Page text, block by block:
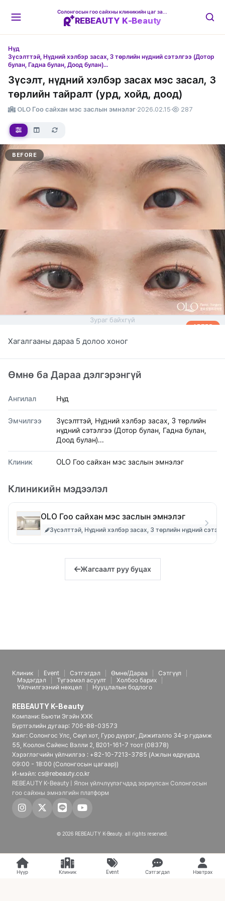
REBEAUTY K-Beauty
Нүд
Зүсэлттэй, Нүдний хэлбэр засах, 3 төрлийн нүдний сэтэлгээ (Дотор
булан, Гадна булан, Доод булан)...
Зүсэлт, нүдний хэлбэр засах мэс засал, 3
төрлийн тайралт (урд, хойд, доод)
OLO Гоо сайхан мэс заслын эмнэлэг·2026.02.15· 287
BEFORE
AFTER
Зураг байхгүй
Хагалгааны дараа 5 долоо хоног
Өмнө ба Дараа дэлгэрэнгүй
Ангилал Нүд
Эмчилгээ
Зүсэлттэй, Нүдний хэлбэр засах, 3 төрлийн
нүдний сэтэлгээ (Дотор булан, Гадна булан,
Доод булан)...
Клиник OLO Гоо сайхан мэс заслын эмнэлэг
Клиникийн мэдээлэл
OLO Гоо сайхан мэс заслын эмнэлэг
Зүсэлттэй, Нүдний хэлбэр засах, 3 төрлийн нүдний
Жагсаалт руу буцах
Клиник Event Сэтгэгдэл Өмнө/Дараа
Сэтгүүл
Мэдэгдэл
Түгээмэл асуулт
Холбоо барих
Үйлчилгээний нөхцөл
Нууцлалын бодлого
REBEAUTY K-Beauty
Компани: Бьюти Эгэйн ХХК
Бүртгэлийн дугаар: 706-88-03573
Хаяг: Солонгос Улс, Сөүл хот, Гуро дүүрэг, Дижиталло 34-р гудамж
55, Коолон Сайенс Вэлли 2, B201-161-7 тоот (08378)
Хэрэглэгчийн үйлчилгээ : +82-10-7213-3785 (Ажлын өдрүүдэд
09:00 - 18:00 (Солонгосын цагаар))
И-мэйл: cs@rebeauty.co.kr
REBEAUTY K-Beauty | Япон үйлчлүүлэгчдэд зориулсан Солонгосын
гоо сайхны эмнэлгийн платформ
© 2026 REBEAUTY K-Beauty. all rights reserved.
Нүүр Клиник Event Сэтгэгдэл Нэвтрэх